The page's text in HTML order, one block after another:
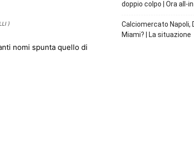
)
nomi spunta quello di
doppio colpo | Ora all-
Calciomercato Napoli,
Miami? | La situazione